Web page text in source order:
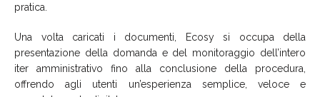
pratica.
Una volta caricati i documenti, Ecosy si occupa della
presentazione della domanda e del monitoraggio dell’intero
iter amministrativo fino alla conclusione della procedura,
offrendo agli utenti un’esperienza semplice, veloce e